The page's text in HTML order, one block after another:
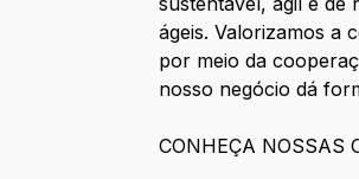
ágeis. Valorizamos a
por meio da
nosso negócio dá
CONHEÇA NOSSAS